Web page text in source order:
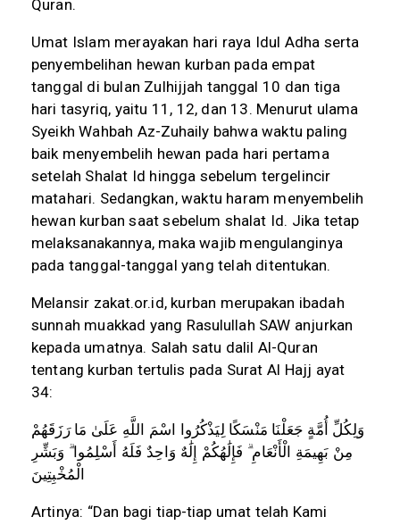
Quran.
Umat Islam merayakan hari raya Idul Adha serta
penyembelihan hewan kurban pada empat
tanggal di bulan Zulhijjah tanggal 10 dan tiga
hari tasyriq, yaitu 11, 12, dan 13. Menurut ulama
Syeikh Wahbah Az-Zuhaily bahwa waktu paling
baik menyembelih hewan pada hari pertama
setelah Shalat Id hingga sebelum tergelincir
matahari. Sedangkan, waktu haram menyembelih
hewan kurban saat sebelum shalat Id. Jika tetap
melaksanakannya, maka wajib mengulanginya
pada tanggal-tanggal yang telah ditentukan.
Melansir zakat.or.id, kurban merupakan ibadah
sunnah muakkad yang Rasulullah SAW anjurkan
kepada umatnya. Salah satu dalil Al-Quran
tentang kurban tertulis pada Surat Al Hajj ayat
34:
وَلِكُلِّ أُمَّةٍ جَعَلْنَا مَنْسَكًا لِيَذْكُرُوا اسْمَ اللَّهِ عَلَىٰ مَا رَزَقَهُمْ
مِنْ بَهِيمَةِ الْأَنْعَامِ فَإِلَٰهُكُمْ إِلَٰهٌ وَاحِدٌ فَلَهُ أَسْلِمُوا وَبَشِّرِ
الْمُخْبِتِينَ
Artinya: “Dan bagi tiap-tiap umat telah Kami